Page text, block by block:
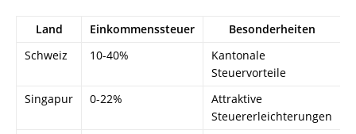
Land Einkommenssteuer
Besonderheiten
Schweiz
10-40%
Kantonale
Steuervorteile
Singapur
0-22%
Attraktive
Steuererleichterungen